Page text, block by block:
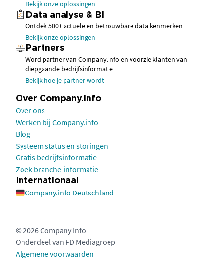
Bekijk onze oplossingen
Data analyse & BI
Ontdek 500+ actuele en betrouwbare data kenmerken
Bekijk onze oplossingen
Partners
Word partner van Company.info en voorzie klanten van
diepgaande bedrijfsinformatie
Bekijk hoe je partner wordt
Over Company.info
Over ons
Werken bij Company.info
Blog
Systeem status en storingen
Gratis bedrijfsinformatie
Zoek branche-informatie
Internationaal
Company.info Deutschland
© 2026 Company Info
Onderdeel van FD Mediagroep
Algemene voorwaarden